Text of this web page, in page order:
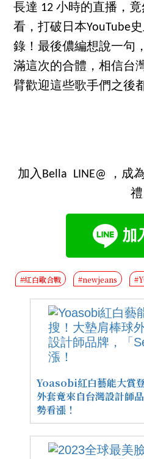
長達 12 小時的直播，
看，打破日本YouTube
錄！最後儂編想說一句
滿這次的合體，相信台
臂歡迎這些歌手們之後
加入Bella LINE@ ，成
禮
#紅白歌合戰 #newjeans
Yoasobi紅白藝能大賞
外套竟來自台灣設計師
勢看漲！